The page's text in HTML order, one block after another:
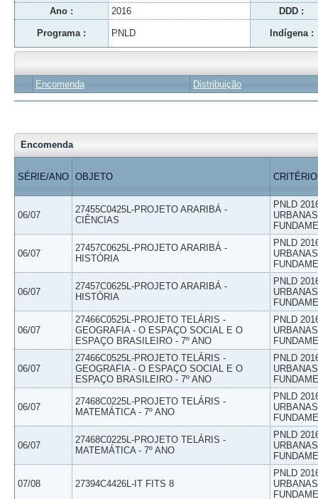
Ano : 2016 DDD :
Programa : PNLD Indígena :
Encomenda Distribuição
Encomenda
SÉRIE/ANO OBJETO CRITÉRIO
06/07
27455C0425L-PROJETO ARARIBÁ -
CIÊNCIAS
PNLD
06/07
27457C0625L-PROJETO ARARIBÁ -
HISTÓRIA
PNLD
06/07
27457C0625L-PROJETO ARARIBÁ -
HISTÓRIA
PNLD
06/07
27466C0525L-PROJETO TELÁRIS -
GEOGRAFIA - O ESPAÇO SOCIAL E O
ESPAÇO BRASILEIRO - 7º ANO
PNLD
06/07
27466C0525L-PROJETO TELÁRIS -
GEOGRAFIA - O ESPAÇO SOCIAL E O
ESPAÇO BRASILEIRO - 7º ANO
PNLD
06/07
27468C0225L-PROJETO TELÁRIS -
MATEMÁTICA - 7º ANO
PNLD
06/07
27468C0225L-PROJETO TELÁRIS -
MATEMÁTICA - 7º ANO
PNLD
07/08 27394C4426L-IT FITS 8
PNLD